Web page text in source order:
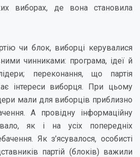
виборах, де вона становила
чи блок, виборці керувалися
чинниками: програма, ідеї й
переконання, що партія
інтереси виборця. При цьому
мали для виборців приблизно
А провідну інформаційну
як і на усіх попередніх
Як з’ясувалося, особисті
партій (блоків) важили